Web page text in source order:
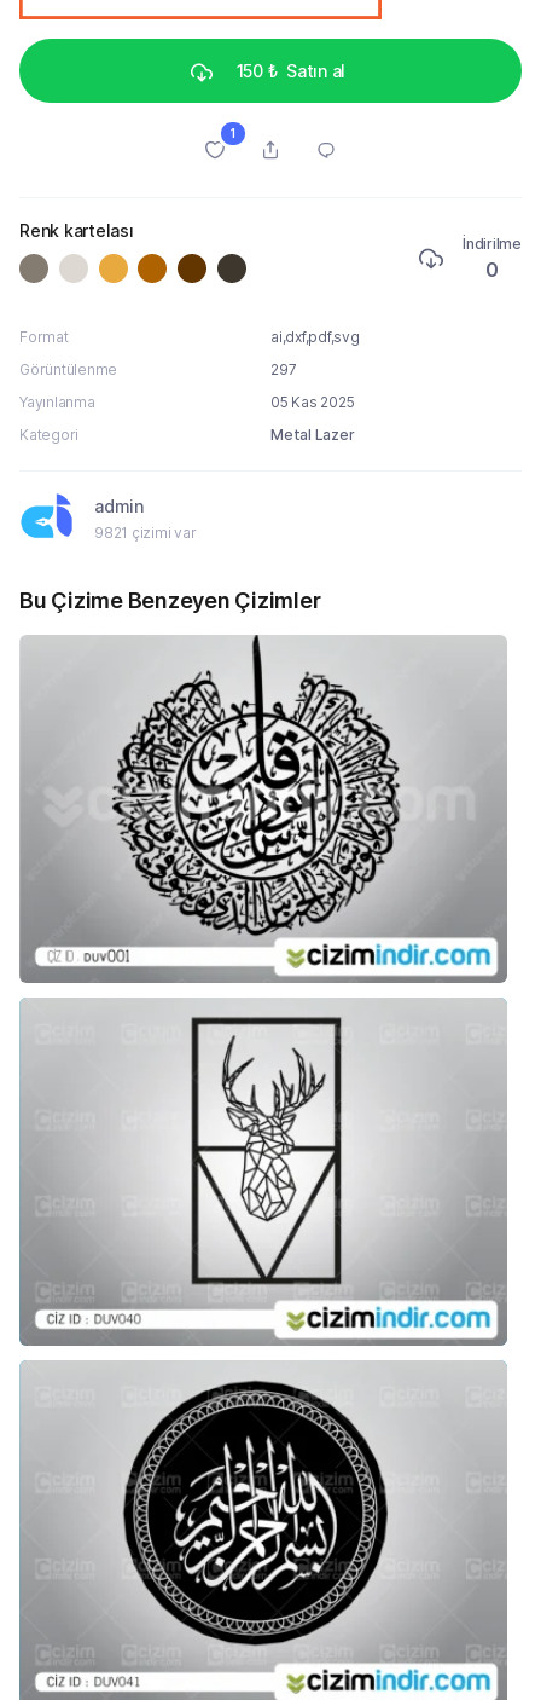
150 ₺ Satın al
1
Renk kartelası
İndirilme
0
Format
ai,dxf,pdf,svg
Görüntülenme
297
Yayınlanma
05 Kas 2025
Kategori
Metal Lazer
admin
9821 çizimi var
Bu Çizime Benzeyen Çizimler